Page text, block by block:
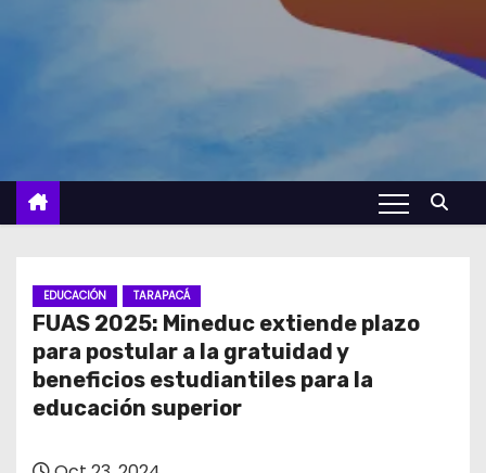
EDUCACIÓN TARAPACÁ
FUAS 2025: Mineduc extiende plazo
para postular a la gratuidad y
beneficios estudiantiles para la
educación superior